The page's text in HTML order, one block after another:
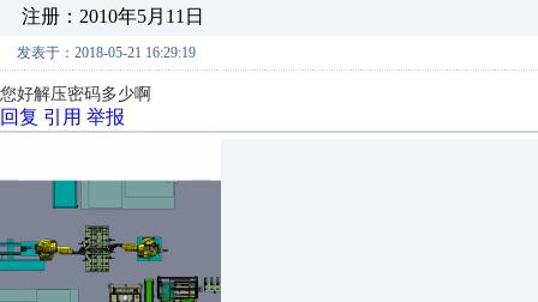
注册：2010年5月11日
发表于：2018-05-21 16:29:19
您好解压密码多少啊
回复 引用 举报